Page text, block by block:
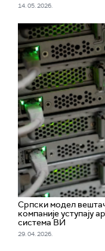
14. 05. 2026.
Српски модел
компаније уступају
система ВИ
29. 04. 2026.